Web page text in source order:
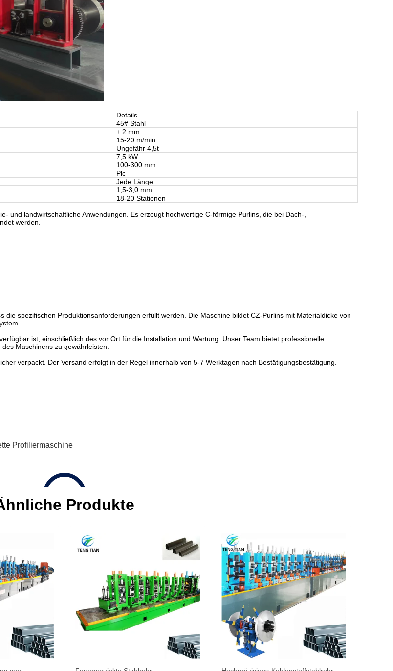
Details
45# Stahl
± 2 mm
15-20 m/min
Ungefähr 4,5t
7,5 kW
100-300 mm
Plc
Jede Länge
1,5-3,0 mm
18-20 Stationen
und landwirtschaftliche Anwendungen. Es erzeugt hochwertige C-förmige Purlins, die bei Dach-,
werden.
spezifischen Produktionsanforderungen erfüllt werden. Die Maschine bildet CZ-Purlins mit Materialdicke von
ist, einschließlich des vor Ort für die Installation und Wartung. Unser Team bietet professionelle
Maschinens zu gewährleisten.
verpackt. Der Versand erfolgt in der Regel innerhalb von 5-7 Werktagen nach Bestätigungsbestätigung.
Profiliermaschine
Produkte